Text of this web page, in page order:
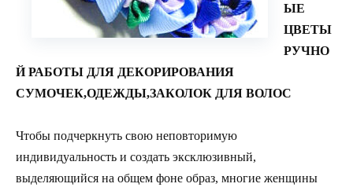
ЫЕ
ЦВЕТЫ
РУЧНО
Й РАБОТЫ ДЛЯ ДЕКОРИРОВАНИЯ
СУМОЧЕК,ОДЕЖДЫ,ЗАКОЛОК ДЛЯ ВОЛОС
Чтобы подчеркнуть свою неповторимую
индивидуальность и создать эксклюзивный,
выделяющийся на общем фоне образ, многие женщины